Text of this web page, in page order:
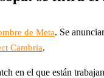
de Meta. Se
Cambria.
en el que están